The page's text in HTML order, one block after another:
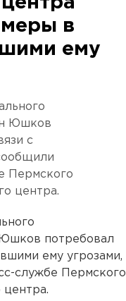
меры в
ему
Юшков
с
Пермского
центра.
потребовал
ему угрозами,
службе Пермского
центра.